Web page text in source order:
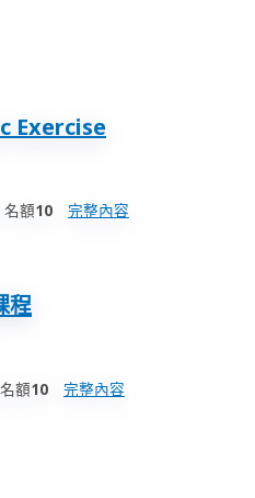
Exercise
名額10
完整內容
程
名額10
完整內容